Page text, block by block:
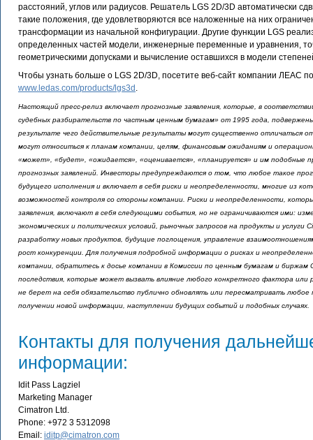
расстояний, углов или радиусов. Решатель LGS 2D/3D автоматически
такие положения, где удовлетворяются все наложенные на них
трансформации из начальной конфигурации. Другие функции LGS
определенных частей модели, инженерные переменные и уравнения,
геометрическими допусками и вычисление оставшихся в модели
Чтобы узнать больше о LGS 2D/3D, посетите веб-сайт компании ЛЕАС
www.ledas.com/products/lgs3d .
Настоящий пресс-релиз включает прогнозные заявления, которые, в
судебных разбирательств по частным ценным бумагам» от 1995 года,
результате чего действительные результаты могут существенно отличаться
могут относиться к планам компании, целям, финансовым ожиданиям и
«может», «будет», «ожидается», «оценивается», «планируется» и им подобные
прогнозных заявлений. Инвесторы предупреждаются о том, что любое такое
будущего исполнения и включает в себя риски и неопределенности, многие из
возможностей контроля со стороны компании. Риски и неопределенности,
заявления, включают в себя следующими события, но не ограничиваются ими:
экономических и политических условий, рыночных запросов на продукты и услуги
разработку новых продуктов, будущие поглощения, управление
рост конкуренции. Для получения подробной информации о рисках и
компании, обратитесь к досье компании в Комиссии по ценным бумагам и
последствия, которые может вызвать влияние любого конкретного фактора или
не берет на себя обязательство публично обновлять или пересматривать любое
получении новой информации, наступлении будущих событий и подобных случаях.
Контакты для получения
информации:
Idit Pass Lagziel
Marketing Manager
Cimatron Ltd.
Phone: +972 3 5312098
Email: iditp@cimatron.com